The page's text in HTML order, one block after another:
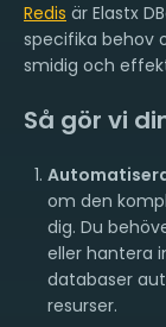
Redis är Elastx
specifika behov
smidig och
Så gör vi
om den
dig. Du
eller hantera
databaser
resurser.